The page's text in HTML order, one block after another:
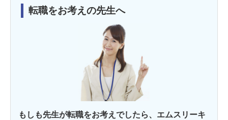
転職をお考えの先生へ
もしも先生が転職をお考えでしたら、エムスリーキ